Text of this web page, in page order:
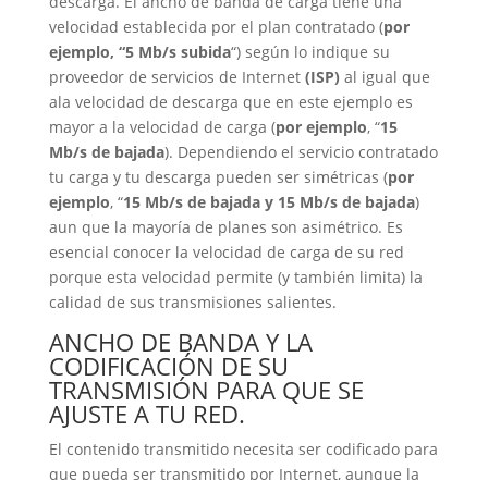
velocidad establecida por el plan contratado (por
ejemplo, “5 Mb/s subida“) según lo indique su
proveedor de servicios de Internet (ISP) al igual que
ala velocidad de descarga que en este ejemplo es
mayor a la velocidad de carga (por ejemplo, “15
Mb/s de bajada). Dependiendo el servicio contratado
tu carga y tu descarga pueden ser simétricas (por
ejemplo, “15 Mb/s de bajada y 15 Mb/s de bajada)
aun que la mayoría de planes son asimétrico. Es
esencial conocer la velocidad de carga de su red
porque esta velocidad permite (y también limita) la
calidad de sus transmisiones salientes.
ANCHO DE BANDA Y LA
CODIFICACIÓN DE SU
TRANSMISIÓN PARA QUE SE
AJUSTE A TU RED.
El contenido transmitido necesita ser codificado para
que pueda ser transmitido por Internet, aunque la